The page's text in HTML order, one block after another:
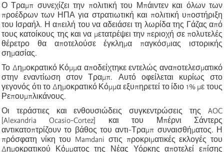
Ο Τραμπ συνεχίζει την πολιτική του Μπάιντεν και όλων των
προέδρων των ΗΠΑ για στρατιωτική και πολιτική υποστήριξη
του Ισραήλ. Η απειλή του να αδειάσει τη λωρίδα της Γάζας από
τους κατοίκους της και να μετατρέψει την περιοχή σε πολυτελές
θέρετρο θα αποτελούσε έγκλημα παγκόσμιας ιστορικής
σημασίας.
Το Δημοκρατικό Κόμμα αποδείχτηκε εντελώς αναποτελεσματικό
στην εναντίωση στον Τραμπ. Αυτό οφείλεται κυρίως στο
γεγονός ότι το Δημοκρατικό Κόμμα εξυπηρετεί το ίδιο 1% με τους
Ρεπουμπλικάνους.
Οι τεράστιες και ενθουσιώδεις συγκεντρώσεις της AOC
[Alexandria Ocasio-Cortez] και του Μπέρνι Σάντερς
αντικατοπτρίζουν το βάθος του αντι-Τραμπ συναισθήματος. Η
πρόσφατη νίκη του Mamdani στις προκριματικές εκλογές του
Δημοκρατικού Κόμματος της Νέας Υόρκης αποτελεί επίσης